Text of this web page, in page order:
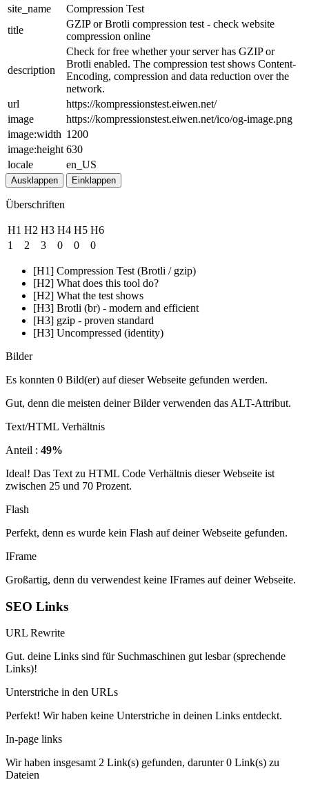
site_name
Compression Test
title
GZIP or Brotli compression test - check website
compression online
description
Check for free whether your server has GZIP or
Brotli enabled. The compression test shows Content-
Encoding, compression and data reduction over the
network.
url
https://kompressionstest.eiwen.net/
image
https://kompressionstest.eiwen.net/ico/og-image.png
image:width 1200
image:height 630
locale
en_US
Ausklappen Einklappen
Überschriften
H1 H2 H3 H4 H5 H6
1
2 3 0 0 0
[H1] Compression Test (Brotli / gzip)
[H2] What does this tool do?
[H2] What the test shows
[H3] Brotli (br) - modern and efficient
[H3] gzip - proven standard
[H3] Uncompressed (identity)
Bilder
Es konnten 0 Bild(er) auf dieser Webseite gefunden werden.
Gut, denn die meisten deiner Bilder verwenden das ALT-Attribut.
Text/HTML Verhältnis
Anteil : 49%
Ideal! Das Text zu HTML Code Verhältnis dieser Webseite ist
zwischen 25 und 70 Prozent.
Flash
Perfekt, denn es wurde kein Flash auf deiner Webseite gefunden.
IFrame
Großartig, denn du verwendest keine IFrames auf deiner Webseite.
SEO Links
URL Rewrite
Gut. deine Links sind für Suchmaschinen gut lesbar (sprechende
Links)!
Unterstriche in den URLs
Perfekt! Wir haben keine Unterstriche in deinen Links entdeckt.
In-page links
Wir haben insgesamt 2 Link(s) gefunden, darunter 0 Link(s) zu
Dateien